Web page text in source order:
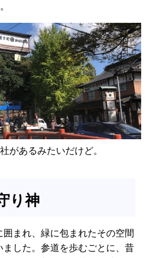
があるみたいだけど。
り神
まれ、緑に包まれたその空間
した。参道を歩むごとに、昔